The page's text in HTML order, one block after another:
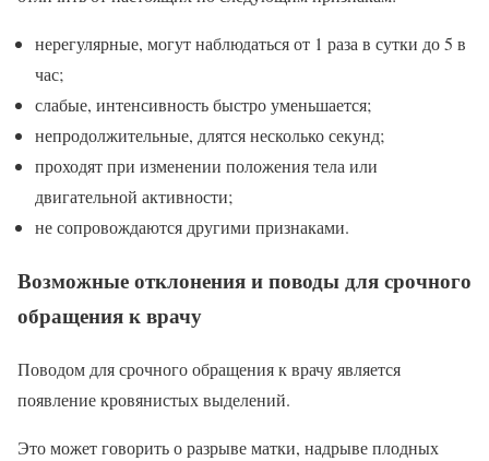
нерегулярные, могут наблюдаться от 1 раза в сутки до 5 в
час;
слабые, интенсивность быстро уменьшается;
непродолжительные, длятся несколько секунд;
проходят при изменении положения тела или
двигательной активности;
не сопровождаются другими признаками.
Возможные отклонения и поводы для срочного
обращения к врачу
Поводом для срочного обращения к врачу является
появление кровянистых выделений.
Это может говорить о разрыве матки, надрыве плодных